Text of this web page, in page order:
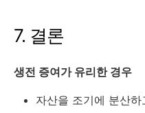
7. 결론
생전 증여가 유리한 경우
자산을 조기에 분산하